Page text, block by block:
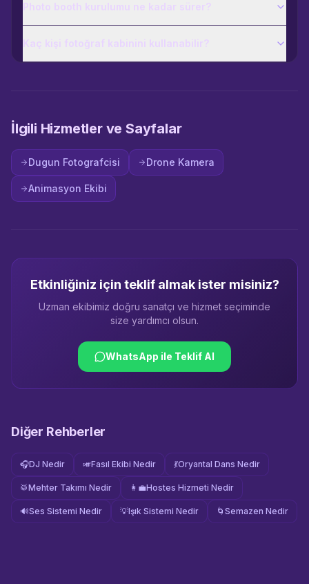
Photo booth kurulumu ne kadar sürer?
Kaç kişi fotoğraf kabinini kullanabilir?
İlgili Hizmetler ve Sayfalar
Dugun Fotografcisi Drone Kamera
Animasyon Ekibi
Etkinliğiniz için teklif almak ister misiniz?
Uzman ekibimiz doğru sanatçı ve hizmet seçiminde
size yardımcı olsun.
WhatsApp ile Teklif Al
Diğer Rehberler
🎧DJ Nedir 🎺Fasıl Ekibi Nedir 💃Oryantal Dans Nedir
🥁Mehter Takımı Nedir 👩‍💼Hostes Hizmeti Nedir
🔊Ses Sistemi Nedir 💡Işık Sistemi Nedir 🌀 Semazen Nedir